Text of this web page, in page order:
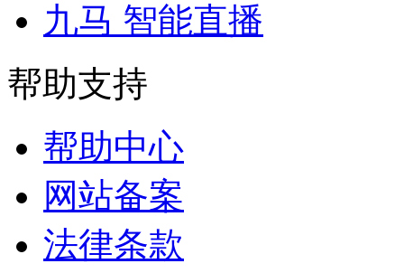
九马 智能直播
帮助支持
帮助中心
网站备案
法律条款